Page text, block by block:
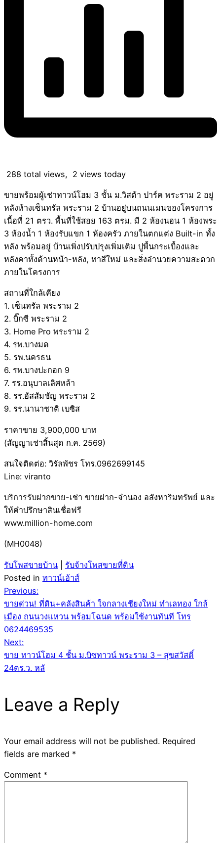
288 total views, 2 views today
ขายพร้อมผู้เช่าทาวน์โฮม 3 ชั้น ม.วิสต้า ปาร์ค พระราม 2 อยู่
หลังห้างเซ็นทรัล พระราม 2 บ้านอยู่บนถนนเมนของโครงการ
เนื้อที่ 21 ตรว. พื้นที่ใช้สอย 163 ตรม. มี 2 ห้องนอน 1 ห้องพระ
3 ห้องน้ำ 1 ห้องรับแขก 1 ห้องครัว ภายในตกแต่ง Built-in ทั้ง
หลัง พร้อมอยู่ บ้านเพิ่งปรับปรุงเพิ่มเติม ปูพื้นกระเบื้องและ
หลังคาทั้งด้านหน้า-หลัง, ทาสีใหม่ และสิ่งอำนวยความสะดวก
ภายในโครงการ
สถานที่ใกล้เคียง
1. เซ็นทรัล พระราม 2
2. บิ๊กซี พระราม 2
3. Home Pro พระราม 2
4. รพ.บางมด
5. รพ.นครธน
6. รพ.บางปะกอก 9
7. รร.อนุบาลเลิศหล้า
8. รร.อัสสัมชัญ พระราม 2
9. รร.นานาชาติ เบซิส
ราคาขาย 3,900,000 บาท
(สัญญาเช่าสิ้นสุด ก.ค. 2569)
สนใจติดต่อ: วิรัลพัชร โทร.0962699145
Line: viranto
บริการรับฝากขาย-เช่า ขายฝาก-จำนอง อสังหาริมทรัพย์ และ
ให้คำปรึกษาสินเชื่อฟรี
www.million-home.com
(MH0048)
รับโพสขายบ้าน
รับจ้างโพสขายที่ดิน
Posted in ทาวน์เฮ้าส์
Post
navigation
Previous:
ขายด่วน! ที่ดิน+คลังสินค้า ใจกลางเชียงใหม่ ทำเลทอง ใกล้
เมือง ถนนวงแหวน พร้อมโฉนด พร้อมใช้งานทันที โทร
0624469535
Next:
ขาย ทาวน์โฮม 4 ชั้น ม.บิซทาวน์ พระราม 3 – สุขสวัสดิ์
24ตร.ว. หลั
Leave a Reply
Your email address will not be published. Required
fields are marked *
Comment *